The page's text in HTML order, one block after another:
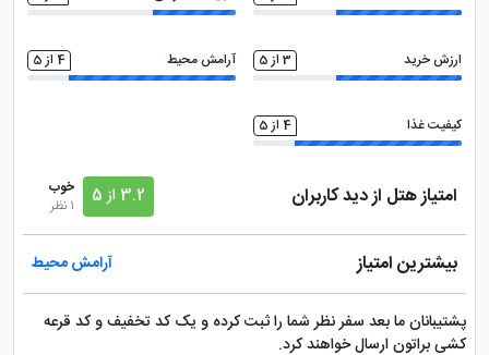
ارزش خرید 3 از 5 آرامش محیط 4 از 5
کیفیت غذا 4 از 5
امتیاز هتل از دید کاربران 3.2 از 5
خوب
1 نظر
بیشترین امتیاز آرامش محیط
پشتیبانان ما بعد سفر نظر شما را ثبت کرده و یک کد تخفیف و کد قرعه
کشی براتون ارسال خواهند کرد.